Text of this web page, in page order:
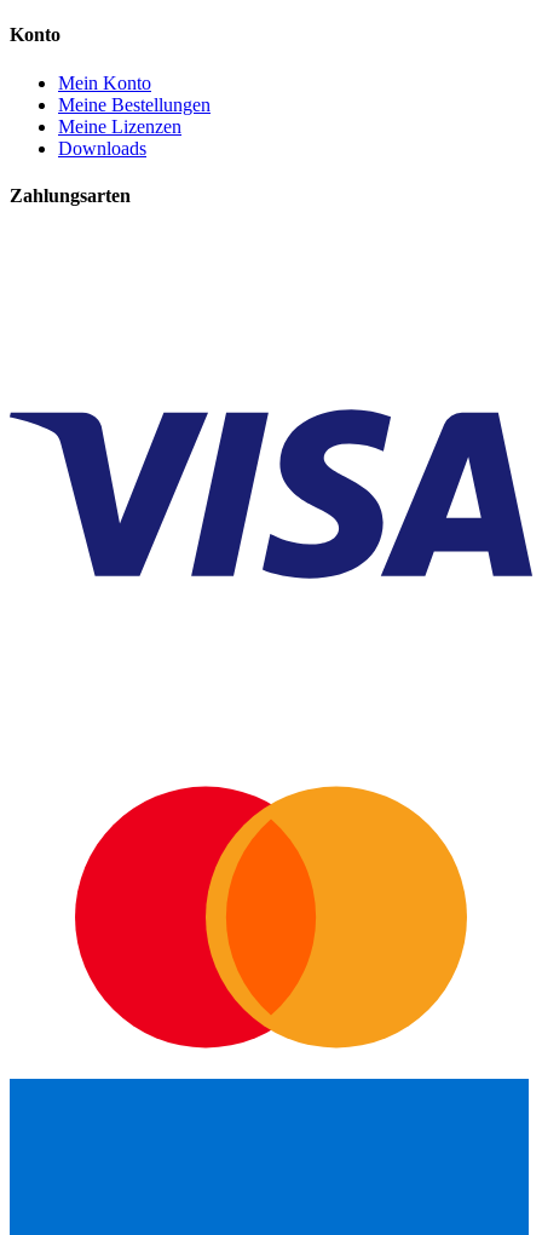
Konto
Mein Konto
Meine Bestellungen
Meine Lizenzen
Downloads
Zahlungsarten